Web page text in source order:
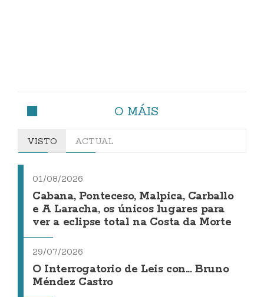
O MÁIS
VISTO ACTUAL
01/08/2026
Cabana, Ponteceso, Malpica, Carballo
e A Laracha, os únicos lugares para
ver a eclipse total na Costa da Morte
29/07/2026
O Interrogatorio de Leis con... Bruno
Méndez Castro